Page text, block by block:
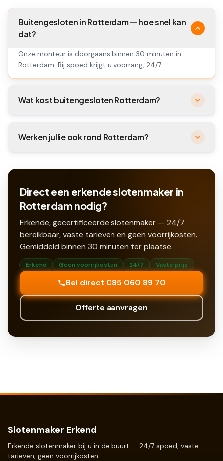
Buitengesloten in Rotterdam — hoe snel kan
dat?
Onze monteur is doorgaans binnen 30 minuten in
Rotterdam. Bij spoed krijgt u voorrang, 24/7.
Wat kost buitengesloten Rotterdam?
Werken jullie ook rond Rotterdam?
Direct een erkende slotenmaker in
Rotterdam nodig?
Erkende, gecertificeerde slotenmaker — 24/7
bereikbaar, vaste tarieven en geen voorrijkosten.
Gemiddeld binnen 30 minuten ter plaatse.
Erkend Geen voorrijkosten 24/7 Vaste prijs
Bel direct 085 060 89 70
Offerte aanvragen
Slotenmaker Erkend
Erkende slotenmaker bij u in de buurt — 24/7 spoed, vaste
tarieven, geen voorrijkosten